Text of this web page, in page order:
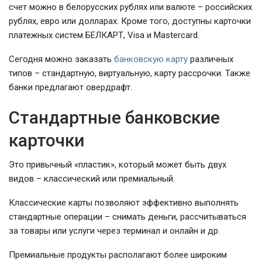
счет можно в белорусских рублях или валюте – российских
рублях, евро или долларах. Кроме того, доступны карточки
платежных систем БЕЛКАРТ, Visa и Mastercard.
Сегодня можно заказать банковскую карту различных
типов – стандартную, виртуальную, карту рассрочки. Также
банки предлагают овердрафт.
Стандартные банковские
карточки
Это привычный «пластик», который может быть двух
видов – классический или премиальный.
Классические карты позволяют эффективно выполнять
стандартные операции – снимать деньги, рассчитываться
за товары или услуги через терминал и онлайн и др.
Премиальные продукты располагают более широким